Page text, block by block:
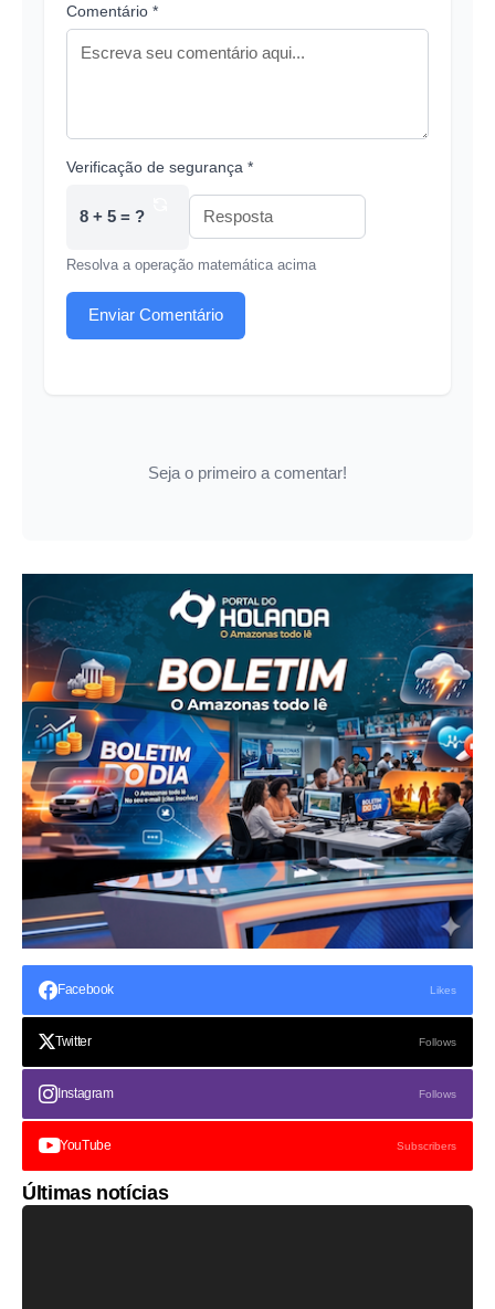
Comentário *
Verificação de segurança *
8 + 5 = ?
Resolva a operação matemática acima
Enviar Comentário
Seja o primeiro a comentar!
Facebook Likes
Twitter Follows
Instagram Follows
YouTube Subscribers
Últimas notícias